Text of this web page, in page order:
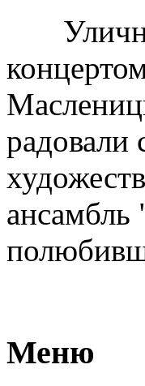
радовали
ансамбль
Меню